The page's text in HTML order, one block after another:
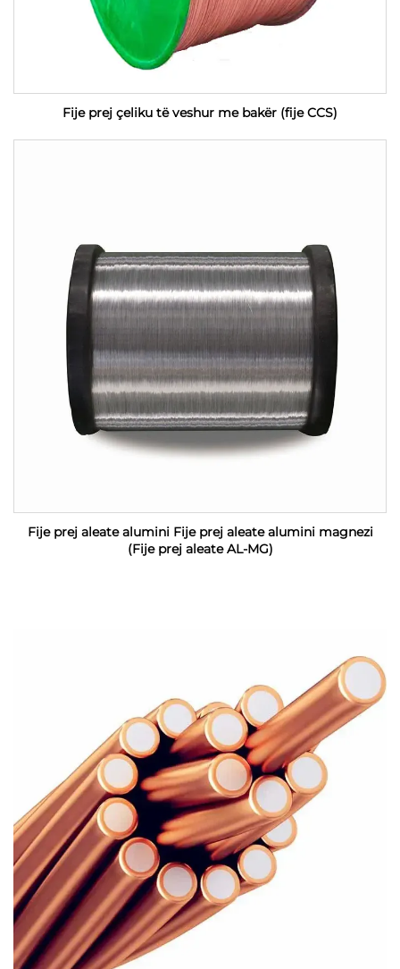
Fije prej çeliku të veshur me bakër (fije CCS)
Fije prej aleate alumini Fije prej aleate alumini magnezi
(Fije prej aleate AL-MG)